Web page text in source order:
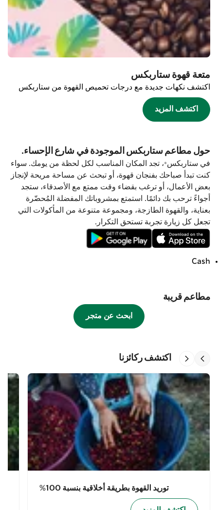
متعة قهوة ستاربكس
اكتشف نكهات جديدة مع درجات تحميص القهوة من ستاربكس
اكتشف المزيد
حول مطاعم ستاربكس الموجودة في شارع الإحساء.
في ستاربكس®، تجد المكان المناسب لكل لحظة من يومك. سواء
كنت تبدأ صباحك بفنجان قهوة، أو تبحث عن مساحة مريحة لإنجاز
بعض الأعمال، أو ترغب بقضاء وقت ممتع مع الأصدقاء، ستجد
أجواءً ترحب بك دائمًا. استمتع بمشروباتك المفضلة المُحضّرة
بعناية، والقهوة الطازجة، ومجموعة متنوعة من المأكولات التي
تجعل كل زيارة تجربة تستحق التكرار.
Cash
مطاعم قريبة
ابحث عن متجر
اكتشف ركائزنا
توريد القهوة بطريقة أخلاقية بنسبة 100%